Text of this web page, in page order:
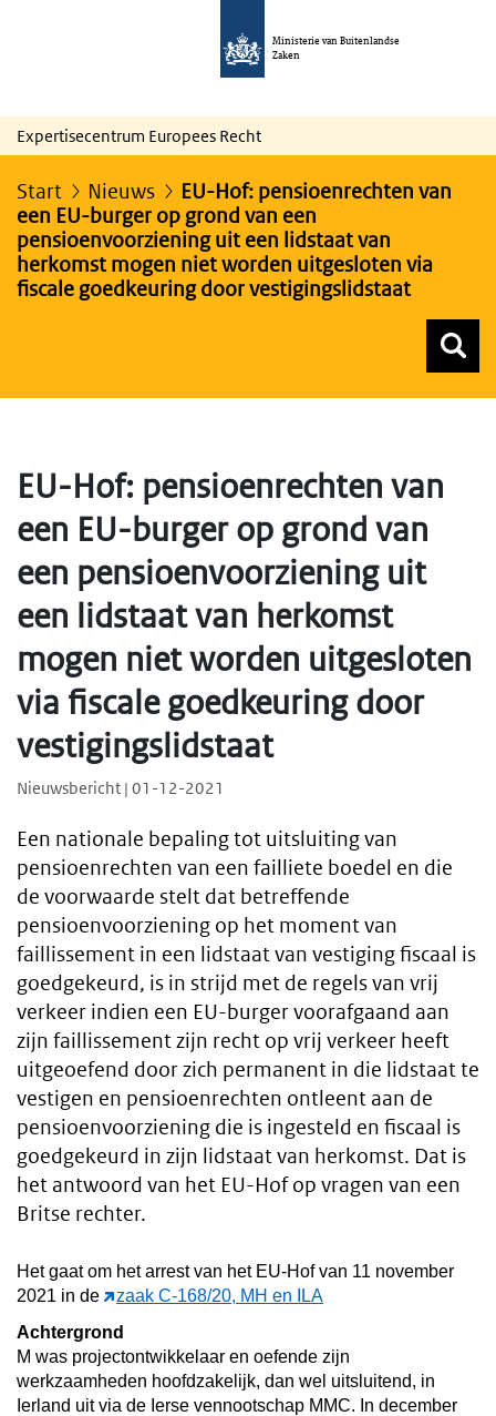
Ministerie van Buitenlandse
Zaken
Expertisecentrum Europees Recht
Start Nieuws
EU-Hof: pensioenrechten van
een EU-burger op grond van een
pensioenvoorziening uit een lidstaat van
herkomst mogen niet worden uitgesloten via
fiscale goedkeuring door vestigingslidstaat
EU-Hof: pensioenrechten van
een EU-burger op grond van
een pensioenvoorziening uit
een lidstaat van herkomst
mogen niet worden uitgesloten
via fiscale goedkeuring door
vestigingslidstaat
Nieuwsbericht | 01-12-2021
Een nationale bepaling tot uitsluiting van
pensioenrechten van een failliete boedel en die
de voorwaarde stelt dat betreffende
pensioenvoorziening op het moment van
faillissement in een lidstaat van vestiging fiscaal is
goedgekeurd, is in strijd met de regels van vrij
verkeer indien een EU-burger voorafgaand aan
zijn faillissement zijn recht op vrij verkeer heeft
uitgeoefend door zich permanent in die lidstaat te
vestigen en pensioenrechten ontleent aan de
pensioenvoorziening die is ingesteld en fiscaal is
goedgekeurd in zijn lidstaat van herkomst. Dat is
het antwoord van het EU-Hof op vragen van een
Britse rechter.
Het gaat om het arrest van het EU-Hof van 11 november
2021 in de
zaak C-168/20, MH en ILA
Achtergrond
M was projectontwikkelaar en oefende zijn
werkzaamheden hoofdzakelijk, dan wel uitsluitend, in
Ierland uit via de Ierse vennootschap MMC. In december